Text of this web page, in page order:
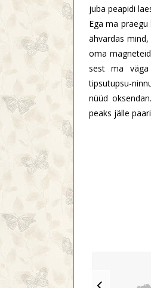
juba peapidi
Ega ma
ähvardas
oma
sest ma väga
tipsutupsu-
nüüd
peaks jälle